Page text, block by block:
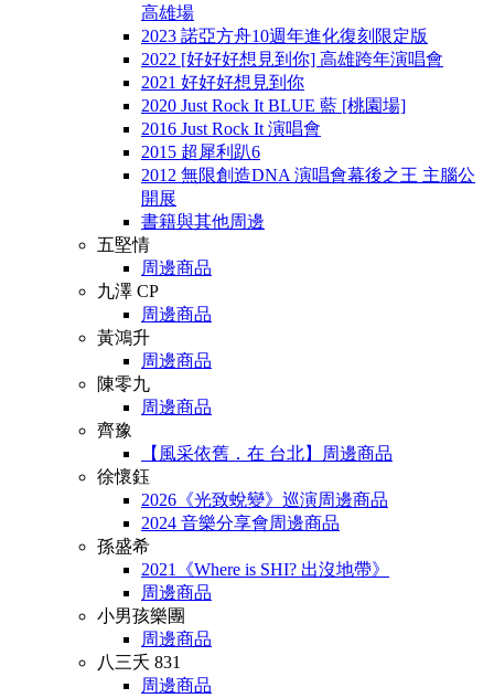
高雄場
2023 諾亞方舟10週年進化復刻限定版
2022 [好好好想見到你] 高雄跨年演唱會
2021 好好好想見到你
2020 Just Rock It BLUE 藍 [桃園場]
2016 Just Rock It 演唱會
2015 超犀利趴6
2012 無限創造DNA 演唱會幕後之王 主腦公
開展
書籍與其他周邊
五堅情
周邊商品
九澤 CP
周邊商品
黃鴻升
周邊商品
陳零九
周邊商品
齊豫
【風采依舊．在 台北】周邊商品
徐懷鈺
2026《光致蛻變》巡演周邊商品
2024 音樂分享會周邊商品
孫盛希
2021《Where is SHI? 出沒地帶》
周邊商品
小男孩樂團
周邊商品
八三夭 831
周邊商品